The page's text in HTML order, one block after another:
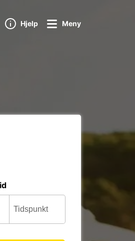
Hjelp Meny